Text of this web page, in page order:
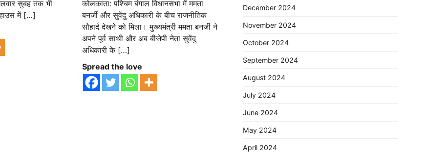
सुबह तक भी
में […]
कोलकाता: पश्चिम बंगाल विधानसभा में ममता
बनर्जी और सुवेंदु अधिकारी के बीच राजनीतिक
सौहार्द देखने को मिला। मुख्यमंत्री ममता बनर्जी ने
अपने पूर्व साथी और अब बीजेपी नेता सुवेंदु
अधिकारी के […]
Spread the love
December 2024
November 2024
October 2024
September 2024
August 2024
July 2024
June 2024
May 2024
April 2024